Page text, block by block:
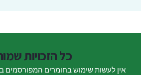
כל הזכויות
אין לעשות שימוש בחומרים המפורסמים